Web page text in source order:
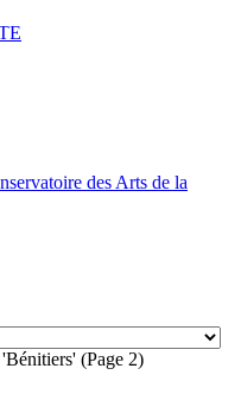
des Arts de la
(Page 2)